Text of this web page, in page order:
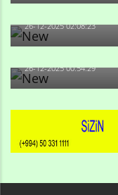
olan və...
26-12-2025 02:08:23
-Ay qız, sən
də, məni...
26-12-2025 00:54:29